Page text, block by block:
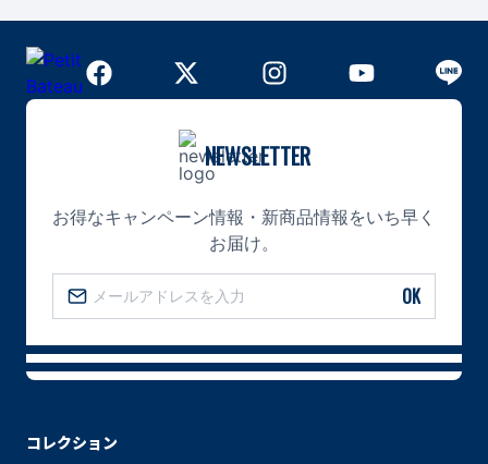
コレクション
NEWSLETTER
お得なキャンペーン情報・新商品情報をいち早く
お届け。
OK